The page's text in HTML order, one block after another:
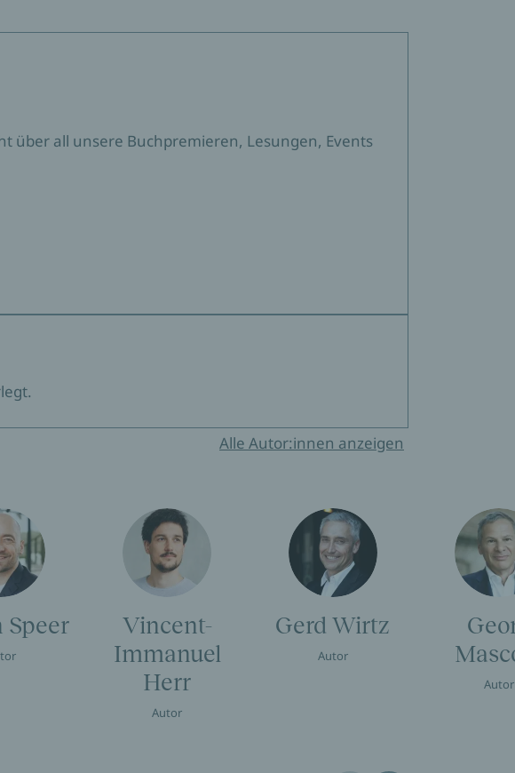
über all unsere Buchpremieren, Lesungen, Events
Alle Autor:innen anzeigen
Vincent-
Immanuel
Herr
Autor
Gerd Wirtz
Autor
Autor